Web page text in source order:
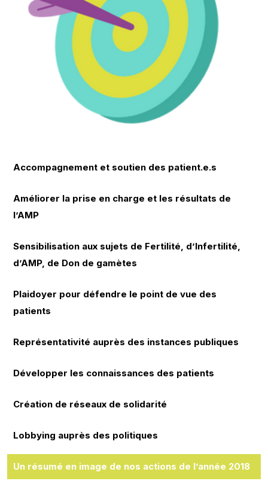
Accompagnement et soutien des patient.e.s
Améliorer la prise en charge et les résultats de
l’AMP
Sensibilisation aux sujets de Fertilité, d’Infertilité,
d’AMP, de Don de gamètes
Plaidoyer pour défendre le point de vue des
patients
Représentativité auprès des instances publiques
Développer les connaissances des patients
Création de réseaux de solidarité
Lobbying auprès des politiques
Un résumé en image de nos actions de l’année 2018